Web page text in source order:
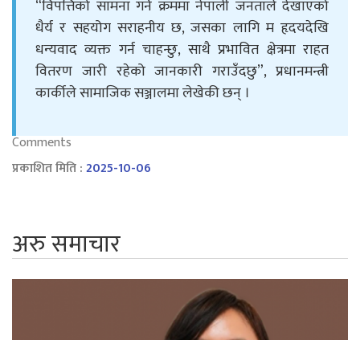
“विपत्तिको सामना गर्ने क्रममा नेपाली जनताले देखाएको
धैर्य र सहयोग सराहनीय छ, जसका लागि म हृदयदेखि
धन्यवाद व्यक्त गर्न चाहन्छु, साथै प्रभावित क्षेत्रमा राहत
वितरण जारी रहेको जानकारी गराउँदछु”, प्रधानमन्त्री
कार्कीले सामाजिक सञ्जालमा लेखेकी छन् ।
Comments
प्रकाशित मिति :2025-10-06
अरु समाचार